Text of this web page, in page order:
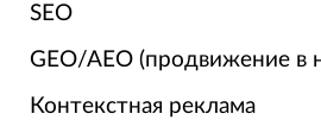
SEO
GEO/AEO (продвижение в
Контекстная реклама